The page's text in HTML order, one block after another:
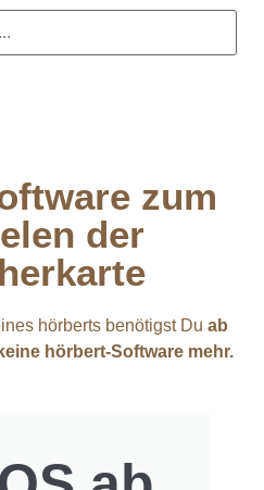
zum
der
hörberts benötigst Du ab
hörbert-Software mehr.